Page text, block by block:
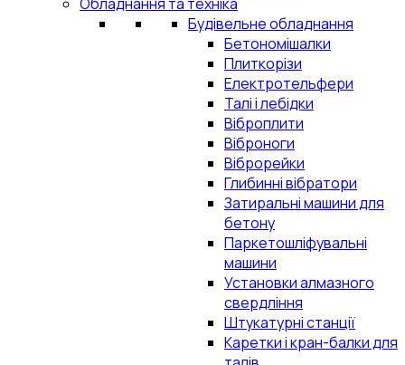
Будівельне обладнання
Бетономішалки
Плиткорізи
Електротельфери
Талі і лебідки
Віброплити
Віброноги
Віброрейки
Глибинні вібратори
Затиральні машини для
бетону
Паркетошліфувальні
машини
Установки алмазного
свердління
Штукатурні станції
Каретки і кран-балки для